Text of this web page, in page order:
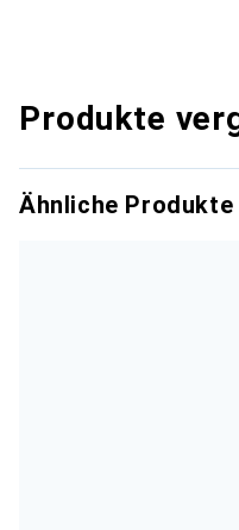
Produkte
Ähnliche Produkte